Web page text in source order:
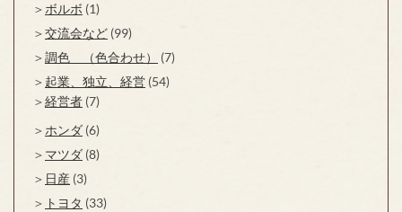
ボルボ (1)
交流会など (99)
調色 （色合わせ）
(7)
起業、独立、経営 (54)
経営者 (7)
ホンダ (6)
マツダ (8)
日産 (3)
トヨタ (33)